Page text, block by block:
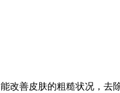
改善皮肤的粗糙状况，去